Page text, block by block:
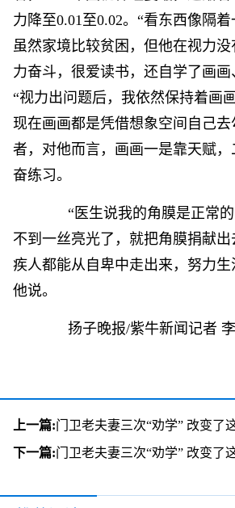
力降至0.01至0.02。“看东西像隔
虽然家境比较贫困，但他在视力
力奋斗，很爱读书，还自学了画画
“视力出问题后，我依然保持着画
现在画画都是凭借想象空间自己
者，对他而言，画画一是靠天赋
奋练习。
“医生说我的角膜是正常的
不到一丝亮光了，就把角膜捐献
疾人都能从自卑中走出来，努力生
他说。
扬子晚报/紫牛新闻记者
上一篇:门卫老夫妻三次“劝学” 改变了
下一篇:门卫老夫妻三次“劝学” 改变了